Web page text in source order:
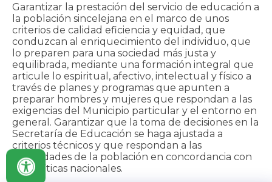
Garantizar la prestación del servicio de educación a
la población sincelejana en el marco de unos
criterios de calidad eficiencia y equidad, que
conduzcan al enriquecimiento del individuo, que
lo preparen para una sociedad más justa y
equilibrada, mediante una formación integral que
articule lo espiritual, afectivo, intelectual y físico a
través de planes y programas que apunten a
preparar hombres y mujeres que respondan a las
exigencias del Municipio particular y el entorno en
general. Garantizar que la toma de decisiones en la
Secretaría de Educación se haga ajustada a
criterios técnicos y que respondan a las
necesidades de la población en concordancia con
las políticas nacionales.